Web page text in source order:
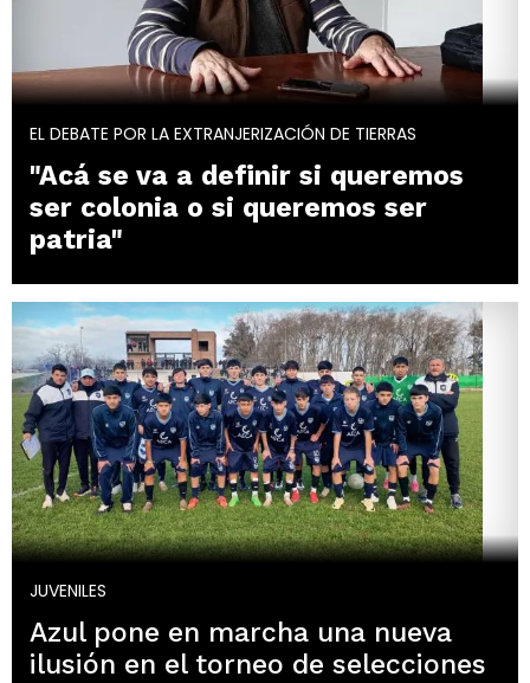
EL DEBATE POR LA EXTRANJERIZACIÓN DE TIERRAS
"Acá se va a definir si queremos
ser colonia o si queremos ser
patria"
JUVENILES
Azul pone en marcha una nueva
ilusión en el torneo de selecciones